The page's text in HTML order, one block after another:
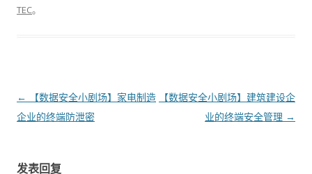
TEC。
文章导航
←
【数据安全小剧场】家电制造
企业的终端防泄密
【数据安全小剧场】建筑建设企
业的终端安全管理 →
发表回复